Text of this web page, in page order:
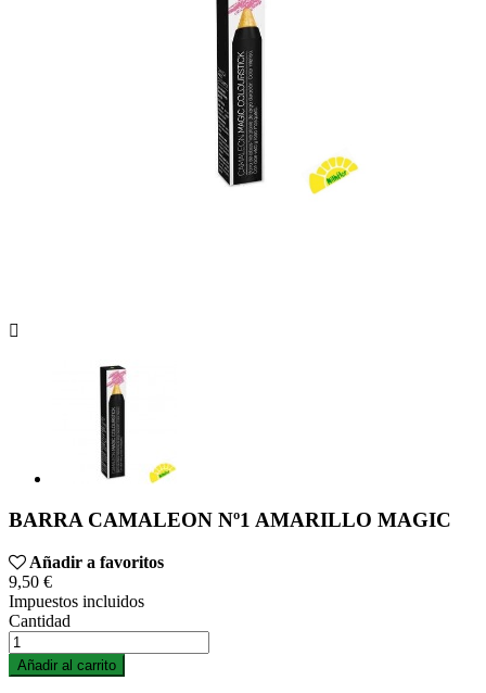

BARRA CAMALEON Nº1 AMARILLO MAGIC
Añadir a favoritos
9,50 €
Impuestos incluidos
Cantidad
Añadir al carrito